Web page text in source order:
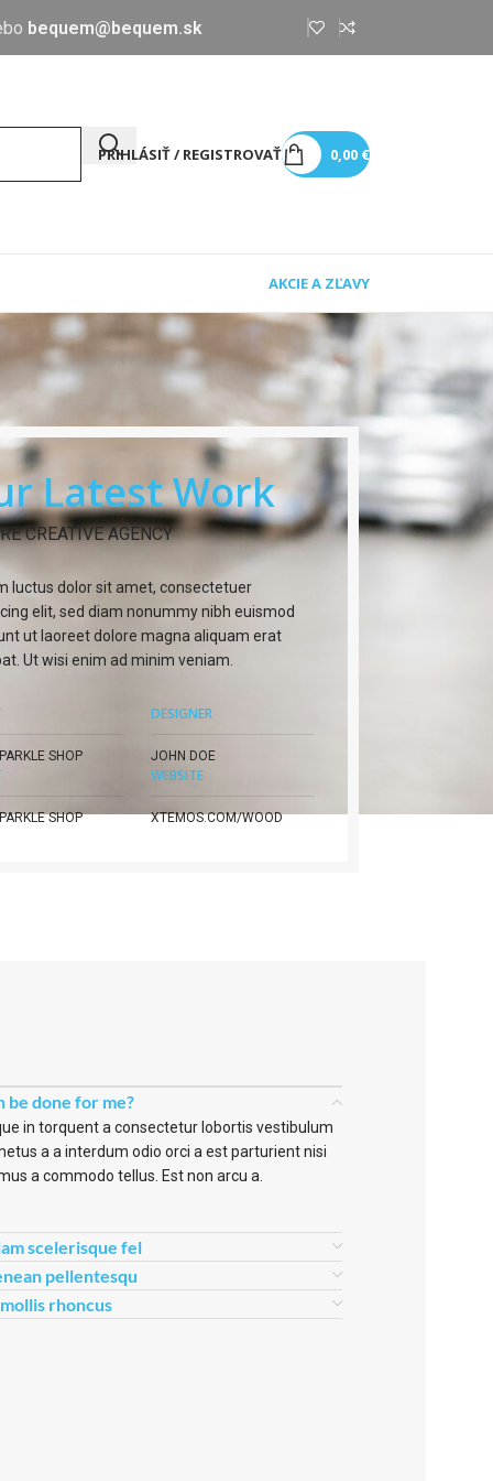
bequem@bequem.sk
PRIHLÁSIŤ / REGISTROVAŤ 0,00 €
AKCIE A ZĽAVY
Latest Work
CREATIVE AGENCY
luctus dolor sit amet, consectetuer
elit, sed diam nonummy nibh euismod
ut laoreet dolore magna aliquam erat
Ut wisi enim ad minim veniam.
SHOP
DESIGNER
JOHN DOE
SHOP
WEBSITE
XTEMOS.COM/WOOD
be done for me?
in torquent a consectetur lobortis vestibulum
a a interdum odio orci a est parturient nisi
a commodo tellus. Est non arcu a.
scelerisque fel
pellentesqu
rhoncus